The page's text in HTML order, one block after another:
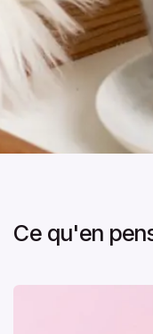
Ce qu'en